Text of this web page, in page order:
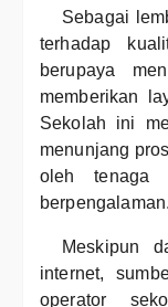
Sebagai
terhadap
berupaya
memberikan
Sekolah ini
menunjang
oleh tenaga
berpengalaman.
Meskipun
internet,
operator